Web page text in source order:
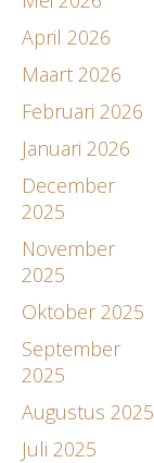
April 2026
Maart 2026
Februari 2026
Januari 2026
December
2025
November
2025
Oktober 2025
September
2025
Augustus 2025
Juli 2025